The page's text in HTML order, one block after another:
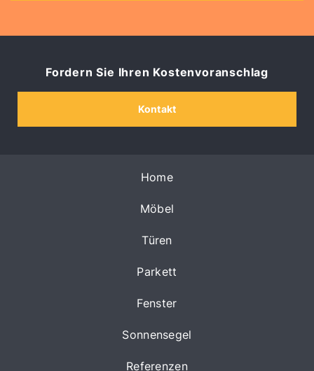
Home
Möbel
Türen
Parkett
Fenster
Sonnensegel
Referenzen
Fordern Sie Ihren Kostenvoranschlag
Kontakt